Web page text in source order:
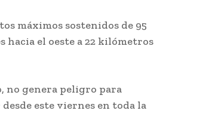
máximos sostenidos de 95
el oes­te a 22 kilómetros
no genera peligro para
este viernes en toda la